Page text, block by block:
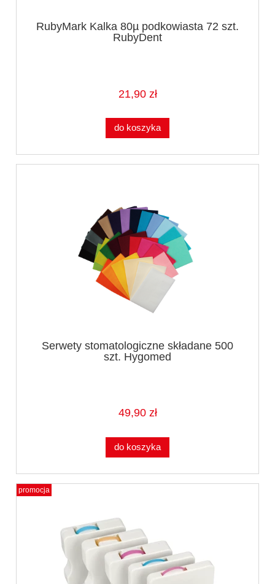
RubyMark Kalka 80µ podkowiasta 72 szt.
RubyDent
21,90 zł
do koszyka
Serwety stomatologiczne składane 500
szt. Hygomed
49,90 zł
do koszyka
promocja